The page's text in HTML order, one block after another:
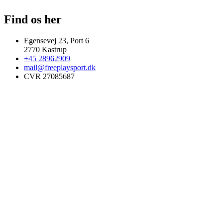
Find os her
Egensevej 23, Port 6
2770 Kastrup
+45 28962909
mail@freeplaysport.dk
CVR 27085687